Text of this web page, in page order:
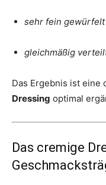
sehr fein gewürfelt
gleichmäßig
Das Ergebnis ist eine
Dressing optimal
Das cremige